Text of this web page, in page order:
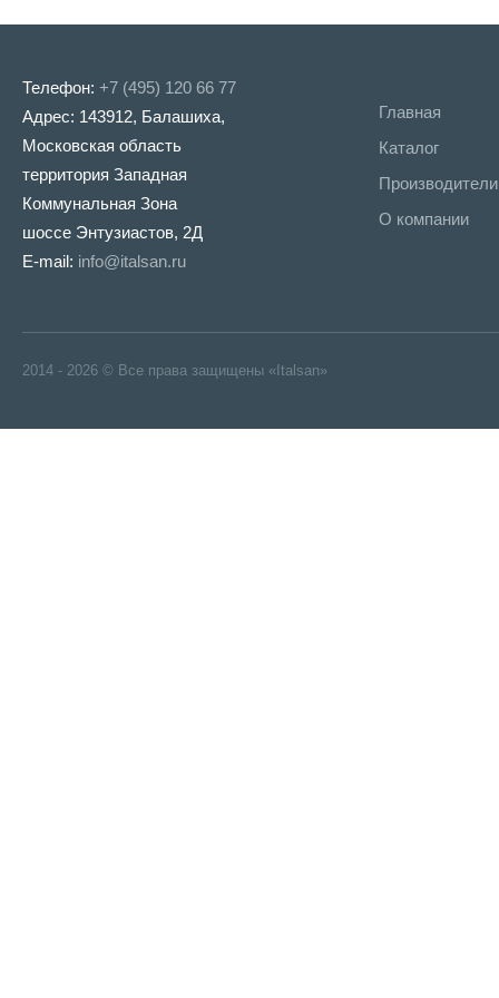
Телефон: +7 (495) 120 66 77
Адрес: 143912, Балашиха,
Московская область
территория Западная
Коммунальная Зона
шоссе Энтузиастов, 2Д
E-mail: info@italsan.ru
Главная
Каталог
Производители
О компании
2014 - 2026 © Все права защищены «Italsan»